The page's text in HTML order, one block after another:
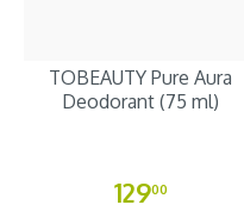
TOBEAUTY Pure Aura
Deodorant (75 ml)
12900